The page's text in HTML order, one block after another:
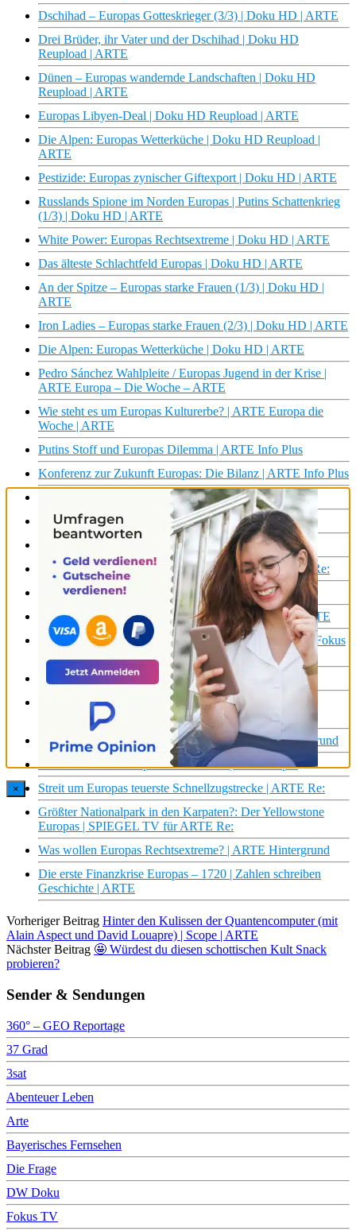
Dschihad – Europas Gotteskrieger (3/3) | Doku HD | ARTE
Drei Brüder, ihr Vater und der Dschihad | Doku HD
Reupload | ARTE
Dünen – Europas wandernde Landschaften | Doku HD
Reupload | ARTE
Europas Libyen-Deal | Doku HD Reupload | ARTE
Die Alpen: Europas Wetterküche | Doku HD Reupload |
ARTE
Pestizide: Europas zynischer Giftexport | Doku HD | ARTE
Russlands Spione im Norden Europas | Putins Schattenkrieg
(1/3) | Doku HD | ARTE
White Power: Europas Rechtsextreme | Doku HD | ARTE
Das älteste Schlachtfeld Europas | Doku HD | ARTE
An der Spitze – Europas starke Frauen (1/3) | Doku HD |
ARTE
Iron Ladies – Europas starke Frauen (2/3) | Doku HD | ARTE
Die Alpen: Europas Wetterküche | Doku HD | ARTE
Pedro Sánchez Wahlpleite / Europas Jugend in der Krise |
ARTE Europa – Die Woche – ARTE
Wie steht es um Europas Kulturerbe? | ARTE Europa die
Woche | ARTE
Putins Stoff und Europas Dilemma | ARTE Info Plus
Konferenz zur Zukunft Europas: Die Bilanz | ARTE Info Plus
Europas Friseure für den Umweltschutz | ARTE Re:
Countdown für Europas Astronauten | ARTE Re:
Europas Gemüseversorgung in Gefahr | ARTE Re:
Europas letzte Sherpas, Lastenträger der Tatra | ARTE Re:
Arm im reichsten Land Europas | ARTE Re:
Belgien : Im Herzen Europas | Mit offenen Karten | ARTE
Brüssel: Hauptstadt Europas | Mit offenen Karten – Im Fokus
Indische Truckerinnen auf Europas Straßen | ARTE Re:
Europas Automobilindustrie in der Sackgasse | ARTE
Hintergrund
Megafeuer: Risiken für Europas Städte | ARTE Hintergrund
Nutzt Russland Europas Schwächen? | ARTE #spot
Streit um Europas teuerste Schnellzugstrecke | ARTE Re:
Größter Nationalpark in den Karpaten?: Der Yellowstone
Europas | SPIEGEL TV für ARTE Re:
Was wollen Europas Rechtsextreme? | ARTE Hintergrund
Die erste Finanzkrise Europas – 1720 | Zahlen schreiben
Geschichte | ARTE
Vorheriger Beitrag Hinter den Kulissen der Quantencomputer (mit
Alain Aspect und David Louapre) | Scope | ARTE
Nächster Beitrag 🤩 Würdest du diesen schottischen Kult Snack
probieren?
Sender & Sendungen
360° – GEO Reportage
37 Grad
3sat
Abenteuer Leben
Arte
Bayerisches Fernsehen
Die Frage
DW Doku
Fokus TV
×